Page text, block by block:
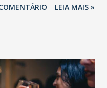
LEIA MAIS »